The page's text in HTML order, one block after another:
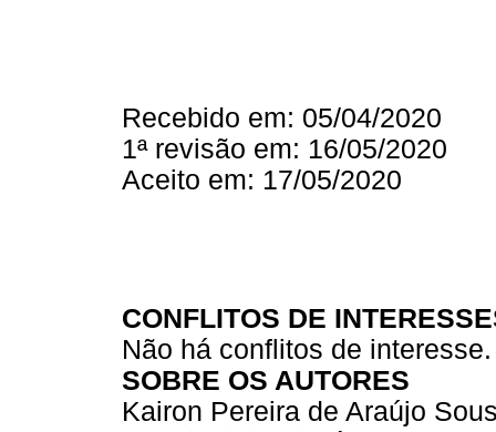
Recebido em: 05/04/2020
1ª revisão em: 16/05/2020
Aceito em: 17/05/2020
CONFLITOS DE
Não há conflitos de interesse.
SOBRE OS AUTORES
Kairon Pereira de Araújo